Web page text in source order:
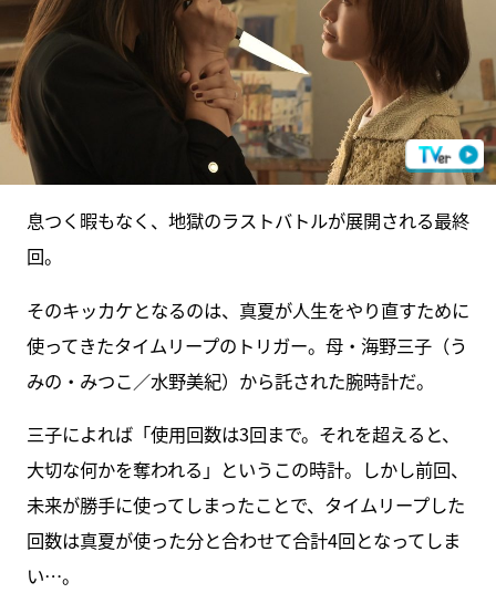
息つく暇もなく、地獄のラストバトルが展開される最終
回。
そのキッカケとなるのは、真夏が人生をやり直すために
使ってきたタイムリープのトリガー。母・海野三子（う
みの・みつこ／水野美紀）から託された腕時計だ。
三子によれば「使用回数は3回まで。それを超えると、
大切な何かを奪われる」というこの時計。しかし前回、
未来が勝手に使ってしまったことで、タイムリープした
回数は真夏が使った分と合わせて合計4回となってしま
い…。